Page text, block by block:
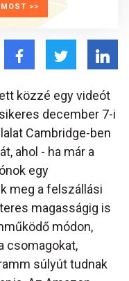
MOST >>
közzé egy videót
december 7-i
Cambridge-ben
ahol - ha már a
egy
meg a felszállási
magasságig is
módon,
csomagokat,
súlyút tudnak